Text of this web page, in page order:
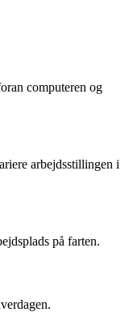
computeren og
arbejdsstillingen i
på farten.